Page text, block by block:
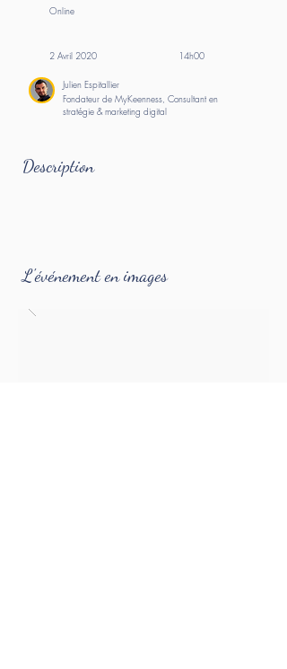
Online
2 Avril 2020 14h00
Julien Espitallier
Fondateur de MyKeenness, Consultant en
stratégie & marketing digital
Description
L'événement en images